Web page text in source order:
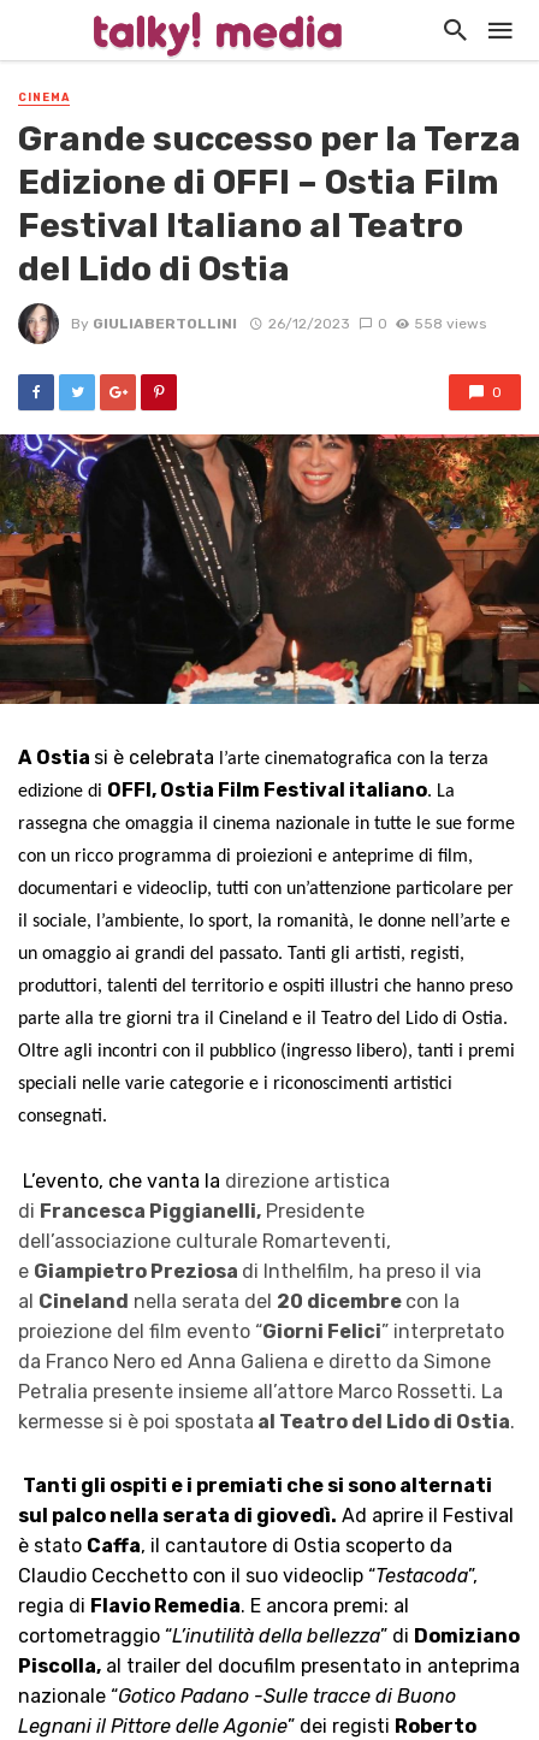
CINEMA
Grande successo per la Terza
Edizione di OFFI – Ostia Film
Festival Italiano al Teatro
del Lido di Ostia
By GIULIABERTOLLINI 26/12/2023 0 558 views
0
A Ostia si è celebrata l’arte cinematografica con la terza
edizione di OFFI, Ostia Film Festival italiano. La
rassegna che omaggia il cinema nazionale in tutte le sue forme
con un ricco programma di proiezioni e anteprime di film,
documentari e videoclip, tutti con un’attenzione particolare per
il sociale, l’ambiente, lo sport, la romanità, le donne nell’arte e
un omaggio ai grandi del passato. Tanti gli artisti, registi,
produttori, talenti del territorio e ospiti illustri che hanno preso
parte alla tre giorni tra il Cineland e il Teatro del Lido di Ostia.
Oltre agli incontri con il pubblico (ingresso libero), tanti i premi
speciali nelle varie categorie e i riconoscimenti artistici
consegnati.
L’evento, che vanta la direzione artistica
di Francesca Piggianelli, Presidente
dell’associazione culturale Romarteventi,
e Giampietro Preziosa di Inthelfilm, ha preso il via
al Cineland nella serata del 20 dicembre con la
proiezione del film evento “Giorni Felici” interpretato
da Franco Nero ed Anna Galiena e diretto da Simone
Petralia presente insieme all’attore Marco Rossetti. La
kermesse si è poi spostata al Teatro del Lido di Ostia.
Tanti gli ospiti e i premiati che si sono alternati
sul palco nella serata di giovedì. Ad aprire il Festival
è stato Caffa, il cantautore di Ostia scoperto da
Claudio Cecchetto con il suo videoclip “Testacoda”,
regia di Flavio Remedia. E ancora premi: al
cortometraggio “L’inutilità della bellezza” di Domiziano
Piscolla, al trailer del docufilm presentato in anteprima
nazionale “Gotico Padano -Sulle tracce di Buono
Legnani il Pittore delle Agonie” dei registi Roberto